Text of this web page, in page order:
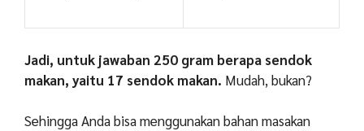
Jadi, untuk jawaban 250 gram berapa sendok
makan, yaitu 17 sendok makan. Mudah, bukan?
Sehingga Anda bisa menggunakan bahan masakan